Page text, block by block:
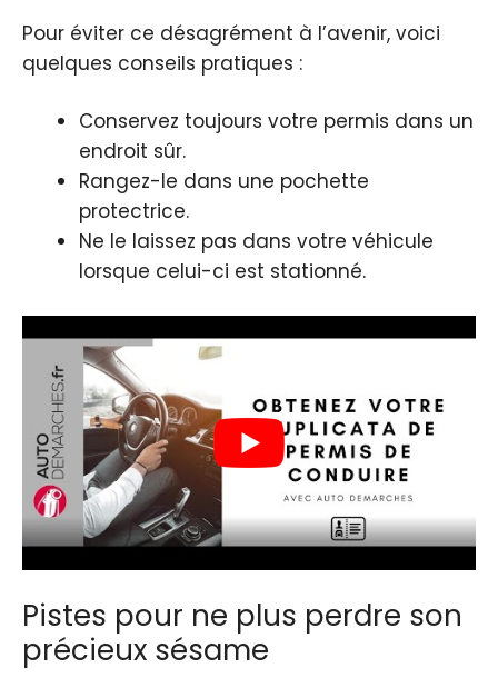
Pour éviter ce désagrément à l’avenir, voici
quelques conseils pratiques :
Conservez toujours votre permis dans un
endroit sûr.
Rangez-le dans une pochette
protectrice.
Ne le laissez pas dans votre véhicule
lorsque celui-ci est stationné.
Pistes pour ne plus perdre son
précieux sésame